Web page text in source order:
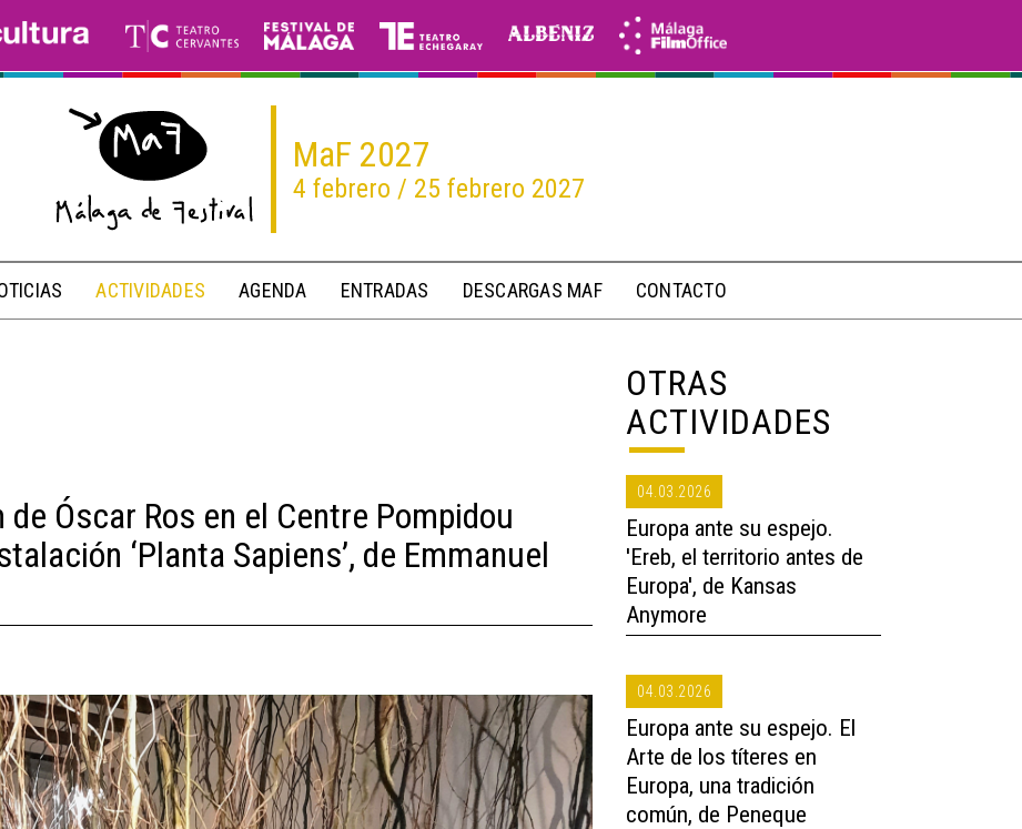
MaF 2027
4 febrero / 25 febrero 2027
ACTIVIDADES AGENDA ENTRADAS DESCARGAS MAF CONTACTO
Óscar Ros en el Centre Pompidou
‘Planta Sapiens’, de Emmanuel
OTRAS
ACTIVIDADES
04.03.2026
Europa ante su espejo.
'Ereb, el territorio antes de
Europa', de Kansas
Anymore
04.03.2026
Europa ante su espejo. El
Arte de los títeres en
Europa, una tradición
común, de Peneque